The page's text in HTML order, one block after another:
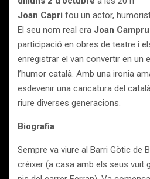
Joan Capri fou un actor,
El seu nom real era Joan
participació en obres de teatre i
enregistrar el van convertir en un
l’humor català. Amb una ironia
esdevenir una caricatura del
riure diverses generacions.
Biografia
Sempre va viure al Barri Gòtic de
créixer (a casa amb els seus vuit